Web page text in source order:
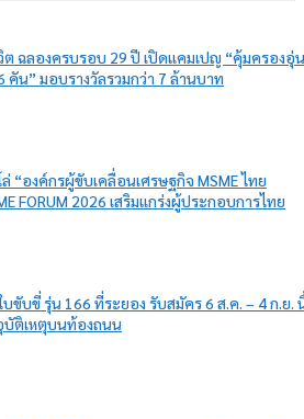
ฉลองครบรอบ 29 ปี เปิดแคมเปญ “คุ้มครองอุ่น
คัน” มอบรางวัลรวมกว่า 7 ล้านบาท
“องค์กรผู้ขับเคลื่อนเศรษฐกิจ MSME ไทย
FORUM 2026 เสริมแกร่งผู้ประกอบการไทย
ขับขี่ รุ่น 166 ที่ระยอง รับสมัคร 6 ส.ค. – 4 ก.ย.
ติเหตุบนท้องถนน